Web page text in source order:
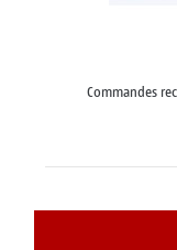
Commandes